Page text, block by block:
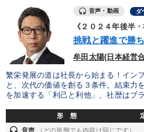
音声・動画
ダ
《２０２４年後半
挑戦と躍進で勝
牟田太陽(日本経営
繁栄発展の道は社長から始まる！イン
と、次代の価値を創る３条件。結束力
を加速する「利己と利他」、社歴はブ
形 態
音声 （どの形態でも内容は同じです）